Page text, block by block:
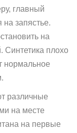
главный
на запястье.
на
Синтетика плохо
нормальное
различные
на месте
на первые